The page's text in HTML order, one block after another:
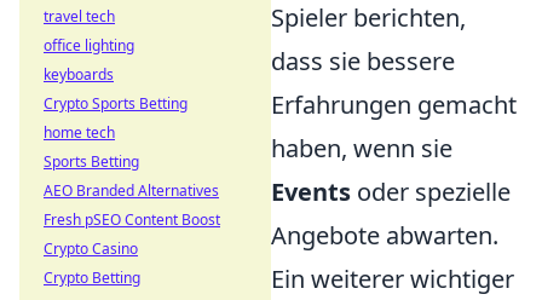
Spieler berichten,
dass sie bessere
Erfahrungen gemacht
haben, wenn sie
Events oder spezielle
Angebote abwarten.
Ein weiterer wichtiger
travel tech
office lighting
keyboards
Crypto Sports Betting
home tech
Sports Betting
AEO Branded Alternatives
Fresh pSEO Content Boost
Crypto Casino
Crypto Betting